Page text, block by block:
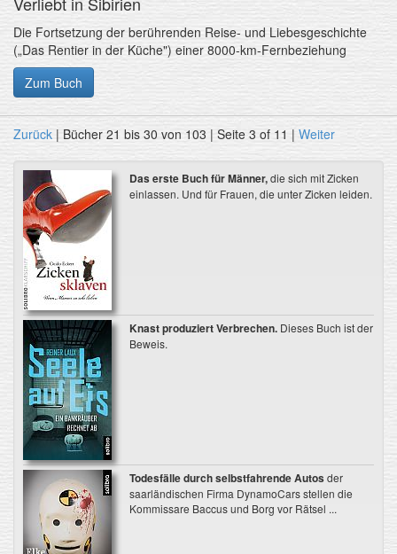
Die Fortsetzung der berührenden Reise- und Liebesgeschichte
(„Das Rentier in der Küche") einer 8000-km-Fernbeziehung
Zum Buch
Zurück | Bücher 21 bis 30 von 103 | Seite 3 of 11 | Weiter
Das erste Buch für Männer,die sich mit Zicken
einlassen. Und für Frauen, die unter Zicken leiden.
Knast produziert Verbrechen.Dieses Buch ist der
Beweis.
Todesfälle durch selbstfahrende Autos der
saarländischen Firma DynamoCars stellen die
Kommissare Baccus und Borg vor Rätsel ...